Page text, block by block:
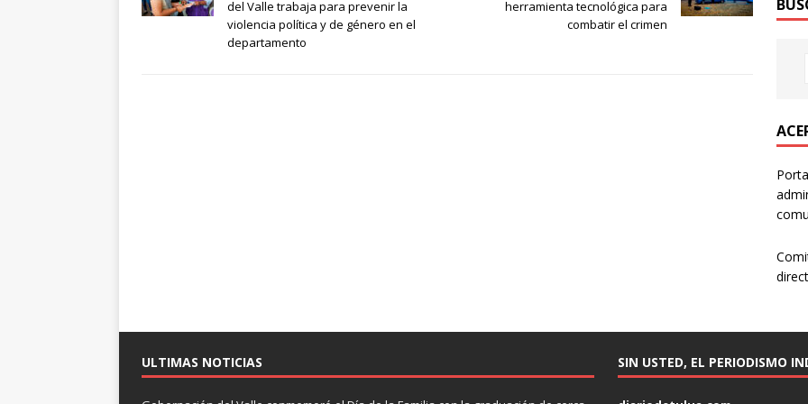
del Valle trabaja para prevenir la
violencia política y de género en el
departamento
herramienta tecnológica para
combatir el crimen
ULTIMAS NOTICIAS SIN USTED, EL PERIODISMO